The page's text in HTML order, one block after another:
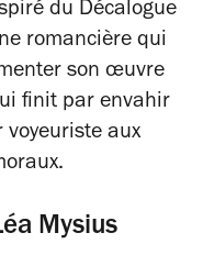
du Décalogue
romancière qui
son œuvre
finit par envahir
aux
Mysius